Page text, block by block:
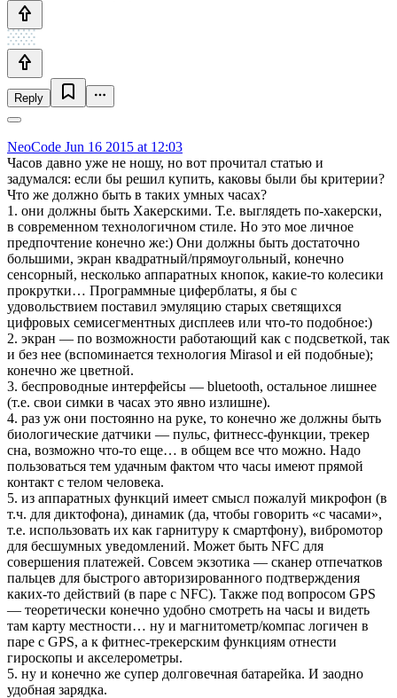
Reply
NeoCode Jun 16 2015 at 12:03
Часов давно уже не ношу, но вот прочитал статью и
задумался: если бы решил купить, каковы были бы критерии?
Что же должно быть в таких умных часах?
1. они должны быть Хакерскими. Т.е. выглядеть по-хакерски,
в современном технологичном стиле. Но это мое личное
предпочтение конечно же:) Они должны быть достаточно
большими, экран квадратный/прямоугольный, конечно
сенсорный, несколько аппаратных кнопок, какие-то колесики
прокрутки… Программные циферблаты, я бы с
удовольствием поставил эмуляцию старых светящихся
цифровых семисегментных дисплеев или что-то подобное:)
2. экран — по возможности работающий как с подсветкой, так
и без нее (вспоминается технология Mirasol и ей подобные);
конечно же цветной.
3. беспроводные интерфейсы — bluetooth, остальное лишнее
(т.е. свои симки в часах это явно излишне).
4. раз уж они постоянно на руке, то конечно же должны быть
биологические датчики — пульс, фитнесс-функции, трекер
сна, возможно что-то еще… в общем все что можно. Надо
пользоваться тем удачным фактом что часы имеют прямой
контакт с телом человека.
5. из аппаратных функций имеет смысл пожалуй микрофон (в
т.ч. для диктофона), динамик (да, чтобы говорить «с часами»,
т.е. использовать их как гарнитуру к смартфону), вибромотор
для бесшумных уведомлений. Может быть NFC для
совершения платежей. Совсем экзотика — сканер отпечатков
пальцев для быстрого авторизированного подтверждения
каких-то действий (в паре с NFC). Также под вопросом GPS
— теоретически конечно удобно смотреть на часы и видеть
там карту местности… ну и магнитометр/компас логичен в
паре с GPS, а к фитнес-трекерским функциям отнести
гироскопы и акселерометры.
5. ну и конечно же супер долговечная батарейка. И заодно
удобная зарядка.